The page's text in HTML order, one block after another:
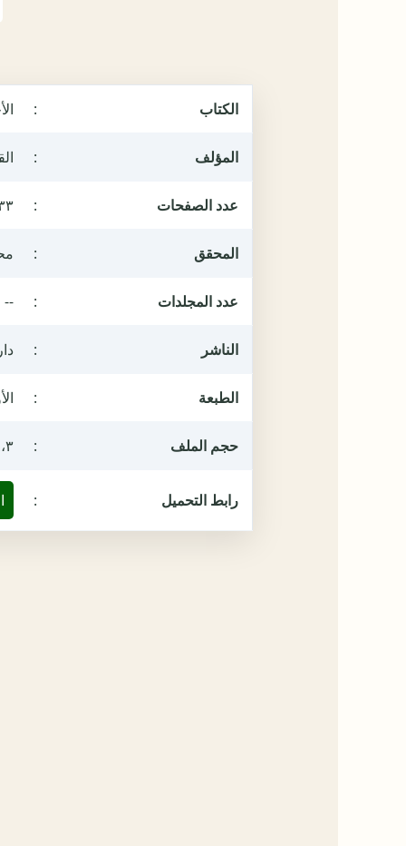
الكتاب :
المؤلف :
عدد الصفحات :
المحقق :
عدد المجلدات :
--
الناشر :
الطبعة :
حجم الملف : ٨،٣
رابط التحميل :